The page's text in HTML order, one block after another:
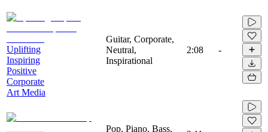
Uplifting
Inspiring
Positive
Corporate
Art Media
Guitar, Corporate,
Neutral,
Inspirational
2:08 -
Pop, Piano, Bass,